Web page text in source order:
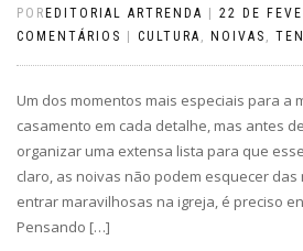
POR EDITORIAL ARTRENDA 22 DE
COMENTÁRIOS
CULTURA , NOIVAS ,
Um dos momentos mais especiais para a
casamento em cada detalhe, mas antes
organizar uma extensa lista para que
claro, as noivas não podem esquecer das
entrar maravilhosas na igreja, é preciso
Pensando […]